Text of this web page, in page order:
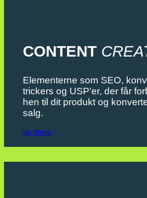
CONTENT
Elementerne som SEO,
trickers og USP’er, der får
hen til dit produkt og
salg.
se mere